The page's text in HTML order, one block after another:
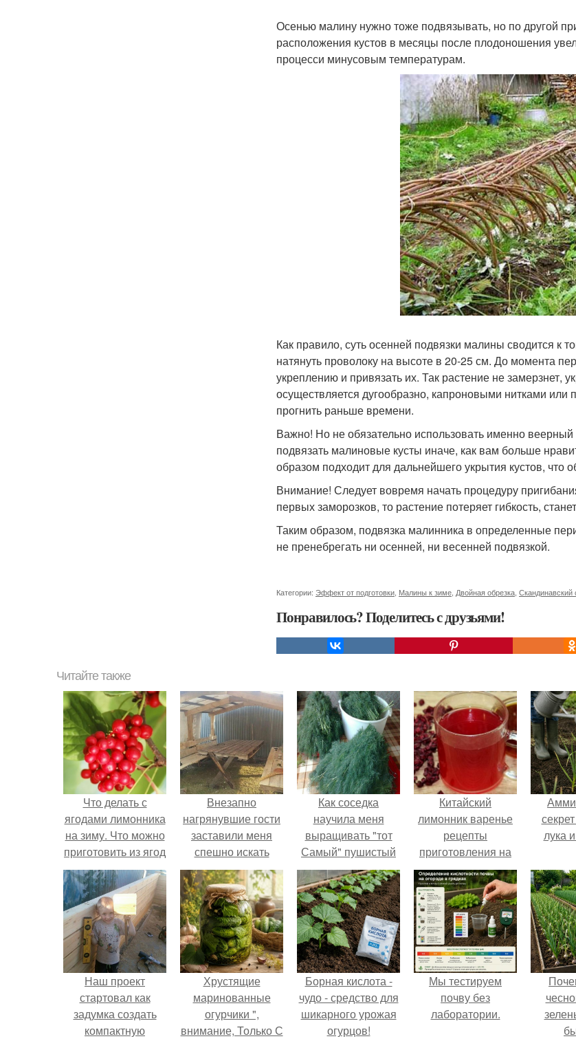
Осенью малину нужно тоже подвязывать, но по другой
расположения кустов в месяцы после плодоношения
процесси минусовым температурам.
Как правило, суть осенней подвязки малины сводится к
натянуть проволоку на высоте в 20-25 см. До момента
укреплению и привязать их. Так растение не
осуществляется дугообразно, капроновыми нитками или
прогнить раньше времени.
Важно! Но не обязательно использовать именно
подвязать малиновые кусты иначе, как вам больше
образом подходит для дальнейшего укрытия кустов, что
Внимание! Следует вовремя начать процедуру
первых заморозков, то растение потеряет гибкость,
Таким образом, подвязка малинника в определенные
не пренебрегать ни осенней, ни весенней подвязкой.
Категории: Эффект от подготовки Малины к зиме Двойная обрезка Скандинавский
Понравилось? Поделитесь с друзьями!
Читайте также
Что делать с
ягодами лимонника
на зиму. Что можно
приготовить из ягод
китайского
лимонника?
Внезапно
нагрянувшие гости
заставили меня
спешно искать
решение, так как на
обстоятельный
ремонт времени
катастрофически не
хватало.
Как соседка
научила меня
выращивать "тот
Самый" пушистый
укроп.
Китайский
лимонник варенье
рецепты
приготовления на
зиму. Как
приготовить
лимонник рецепты
блюд
лука
Наш проект
стартовал как
задумка создать
компактную
Хрустящие
маринованные
огурчики ",
внимание, Только С
Борная кислота -
чудо - средство для
шикарного урожая
огурцов!
Мы тестируем
почву без
лаборатории.